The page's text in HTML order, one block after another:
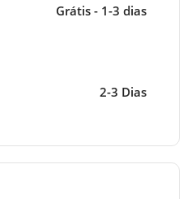
Grátis - 1-3 dias
2-3 Dias